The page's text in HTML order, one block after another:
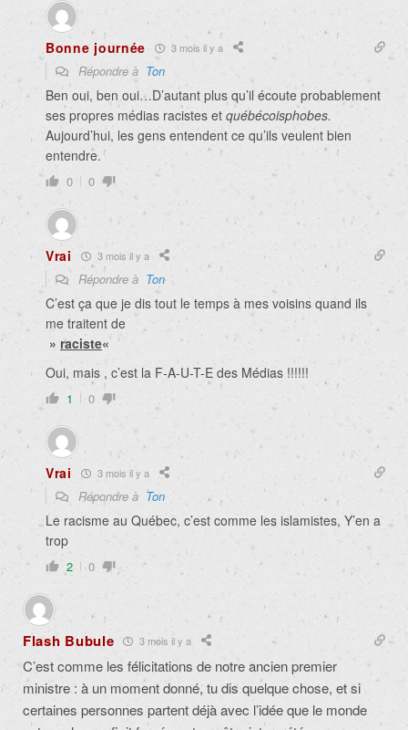
Bonne journée 3 mois il y a
Répondre à Ton
Ben oui, ben oui…D’autant plus qu’il écoute probablement
ses propres médias racistes et québécoisphobes.
Aujourd’hui, les gens entendent ce qu’ils veulent bien
entendre.
0 0
Vrai 3 mois il y a
Répondre à Ton
C’est ça que je dis tout le temps à mes voisins quand ils
me traitent de
» raciste«
Oui, mais , c’est la F-A-U-T-E des Médias !!!!!!
1 0
Vrai 3 mois il y a
Répondre à Ton
Le racisme au Québec, c’est comme les islamistes, Y’en a
trop
2 0
Flash Bubule 3 mois il y a
C’est comme les félicitations de notre ancien premier
ministre : à un moment donné, tu dis quelque chose, et si
certaines personnes partent déjà avec l’idée que le monde